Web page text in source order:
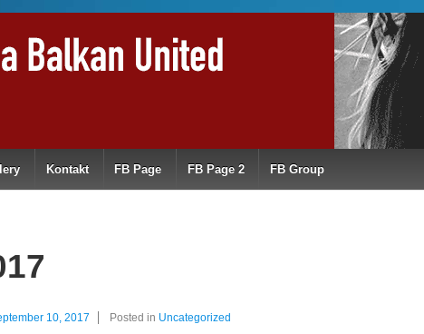
Kontakt FB Page FB Page 2 FB Group
10, 2017 Posted in Uncategorized